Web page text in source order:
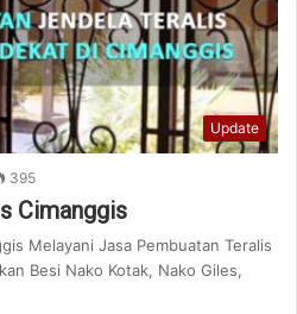
Update
395
Cimanggis
Melayani Jasa Pembuatan Teralis
Besi Nako Kotak, Nako Giles,